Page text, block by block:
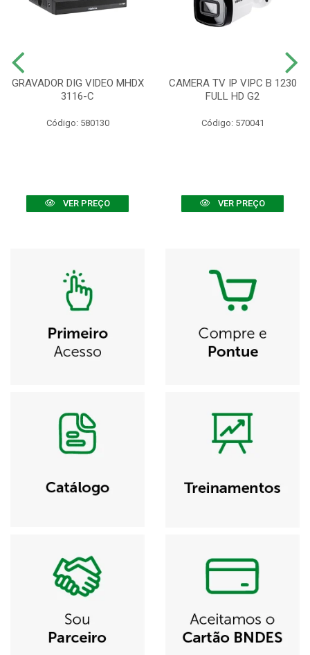
GRAVADOR DIG VIDEO MHDX
3116-C
Código: 580130
VER PREÇO
CAMERA TV IP VIPC B 1230
FULL HD G2
Código: 570041
VER PREÇO